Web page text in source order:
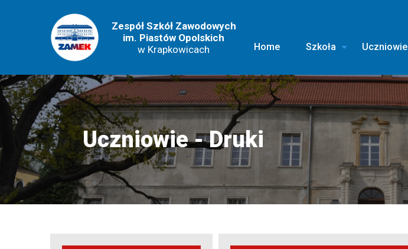
Zespół Szkół Zawodowych
im. Piastów Opolskich
w Krapkowicach
Home Szkoła Uczniowie
Uczniowie - Druki